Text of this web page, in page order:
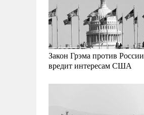
Закон Грэма против России
вредит интересам США